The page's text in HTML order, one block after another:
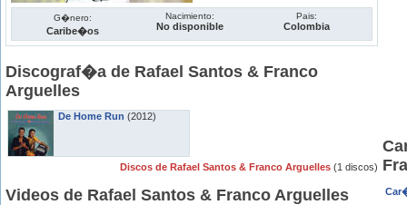
G�nero:
Caribe�os
Nacimiento:
No disponible
Pais:
Colombia
Discograf�a de Rafael Santos & Franco
Arguelles
De Home Run (2012)
Discos de Rafael Santos & Franco Arguelles (1 discos)
Videos de Rafael Santos & Franco Arguelles